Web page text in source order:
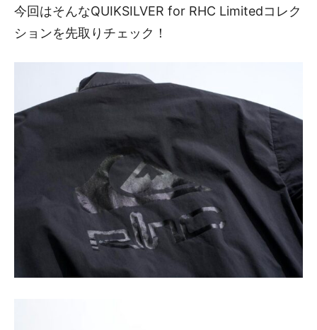
今回はそんなQUIKSILVER for RHC Limitedコレク
ションを先取りチェック！